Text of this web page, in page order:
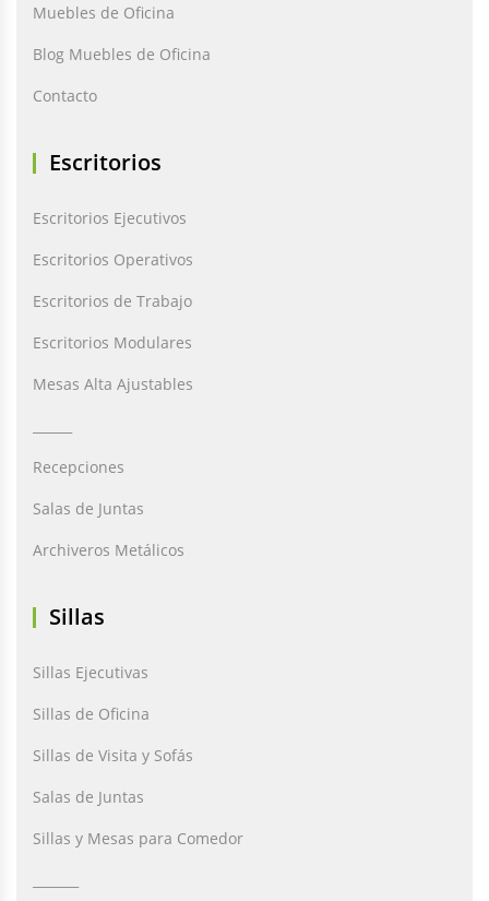
Muebles de Oficina
Blog Muebles de Oficina
Contacto
Escritorios
Escritorios Ejecutivos
Escritorios Operativos
Escritorios de Trabajo
Escritorios Modulares
Mesas Alta Ajustables
Recepciones
Salas de Juntas
Archiveros Metálicos
Sillas
Sillas Ejecutivas
Sillas de Oficina
Sillas de Visita y Sofás
Salas de Juntas
Sillas y Mesas para Comedor